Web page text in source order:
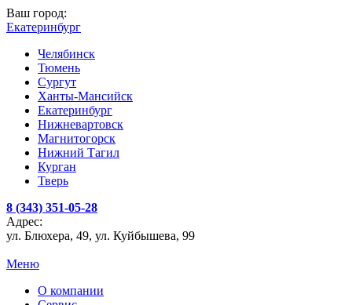
Ваш город:
Екатеринбург
Челябинск
Тюмень
Сургут
Ханты-Мансийск
Екатеринбург
Нижневартовск
Магнитогорск
Нижний Тагил
Курган
Тверь
8 (343) 351-05-28
Адрес:
ул. Блюхера, 49, ул. Куйбышева, 99
Меню
О компании